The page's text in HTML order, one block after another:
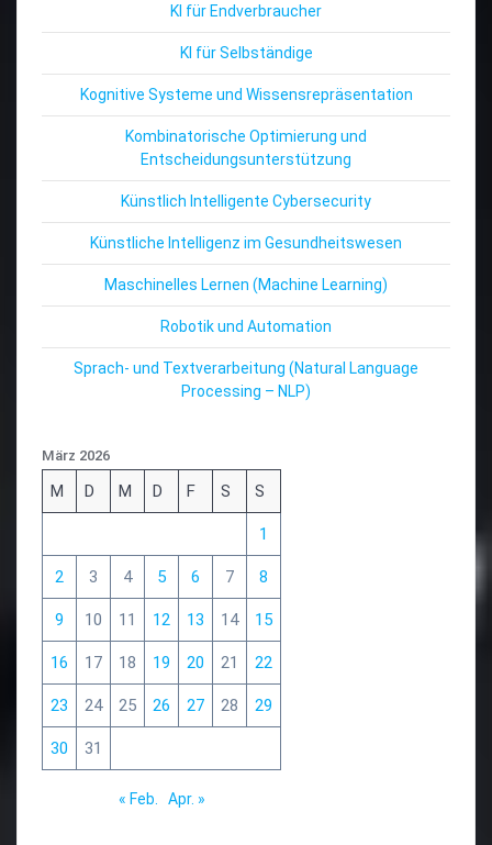
KI für Endverbraucher
KI für Selbständige
Kognitive Systeme und Wissensrepräsentation
Kombinatorische Optimierung und
Entscheidungsunterstützung
Künstlich Intelligente Cybersecurity
Künstliche Intelligenz im Gesundheitswesen
Maschinelles Lernen (Machine Learning)
Robotik und Automation
Sprach- und Textverarbeitung (Natural Language
Processing – NLP)
März 2026
M D M D F S S
1
2 3 4 5 6 7 8
9 10 11 12 13 14 15
16 17 18 19 20 21 22
23 24 25 26 27 28 29
30 31
« Feb. Apr. »